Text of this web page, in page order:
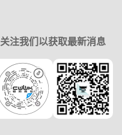
关注我们以获取最新消息